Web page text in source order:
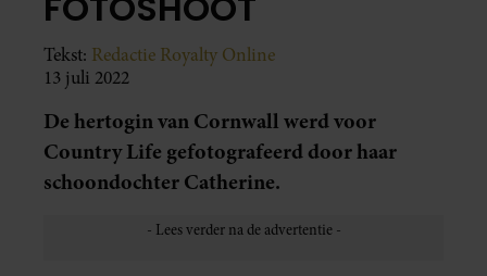
Tekst: Redactie Royalty Online
13 juli 2022
De hertogin van Cornwall werd voor
Country Life gefotografeerd door haar
schoondochter Catherine.